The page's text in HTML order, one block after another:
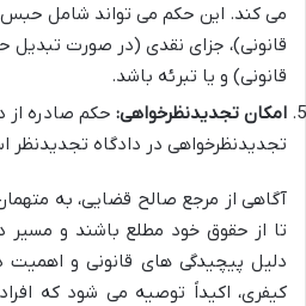
می کند. این حکم می تواند شامل حبس
قانونی)، جزای نقدی (در صورت تبدیل
قانونی) و یا تبرئه باشد.
امکان تجدیدنظرخواهی: حکم صادره از
تجدیدنظرخواهی در دادگاه تجدیدنظر
آگاهی از مرجع صالح قضایی، به
تا از حقوق خود مطلع باشند و مسیر
دلیل پیچیدگی های قانونی و
کیفری، اکیداً توصیه می شود که